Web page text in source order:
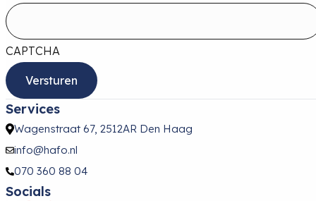
CAPTCHA
Services
Wagenstraat 67, 2512AR Den Haag
info@hafo.nl
070 360 88 04
Socials